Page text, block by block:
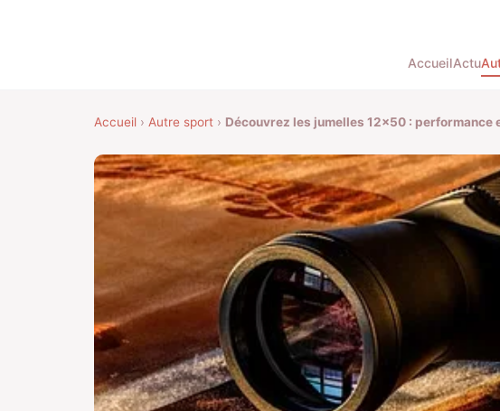
AccueilActu
Accueil › Autre sport › Découvrez les jumelles 12×50 : performance